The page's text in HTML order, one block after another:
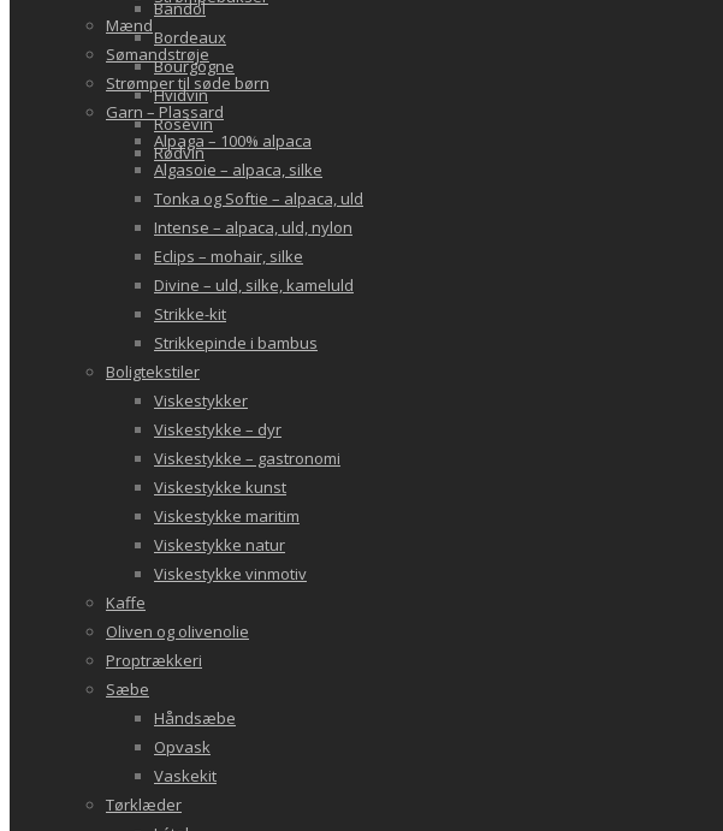
Bandol
Bordeaux
Bourgogne
Hvidvin
Rosévin
Rødvin
Mænd
Sømandstrøje
Strømper til søde børn
Garn – Plassard
Alpaga – 100% alpaca
Algasoie – alpaca, silke
Tonka og Softie – alpaca, uld
Intense – alpaca, uld, nylon
Eclips – mohair, silke
Divine – uld, silke, kameluld
Strikke-kit
Strikkepinde i bambus
Boligtekstiler
Viskestykker
Viskestykke – dyr
Viskestykke – gastronomi
Viskestykke kunst
Viskestykke maritim
Viskestykke natur
Viskestykke vinmotiv
Kaffe
Oliven og olivenolie
Proptrækkeri
Sæbe
Håndsæbe
Opvask
Vaskekit
Tørklæder